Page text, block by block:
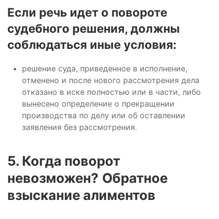
Если речь идет о повороте
судебного решения, должны
соблюдаться иные условия:
решение суда, приведенное в исполнение,
отменено и после нового рассмотрения дела
отказано в иске полностью или в части, либо
вынесено определение о прекращении
производства по делу или об оставлении
заявления без рассмотрения.
5. Когда поворот
невозможен? Обратное
взыскание алиментов